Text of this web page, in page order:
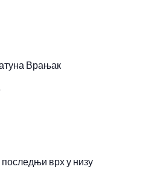
Врањак
последњи врх у низу